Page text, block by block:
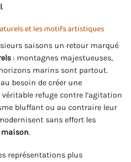
.
et les motifs artistiques
saisons un retour marqué
: montagnes majestueuses,
marins sont partout.
besoin de créer une
véritable refuge contre l’agitation
bluffant ou au contraire leur
sans effort les
maison.
représentations plus